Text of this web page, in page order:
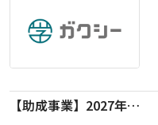
【助成事業】2027年度中学校部活動の地域展開推進に関する助成金